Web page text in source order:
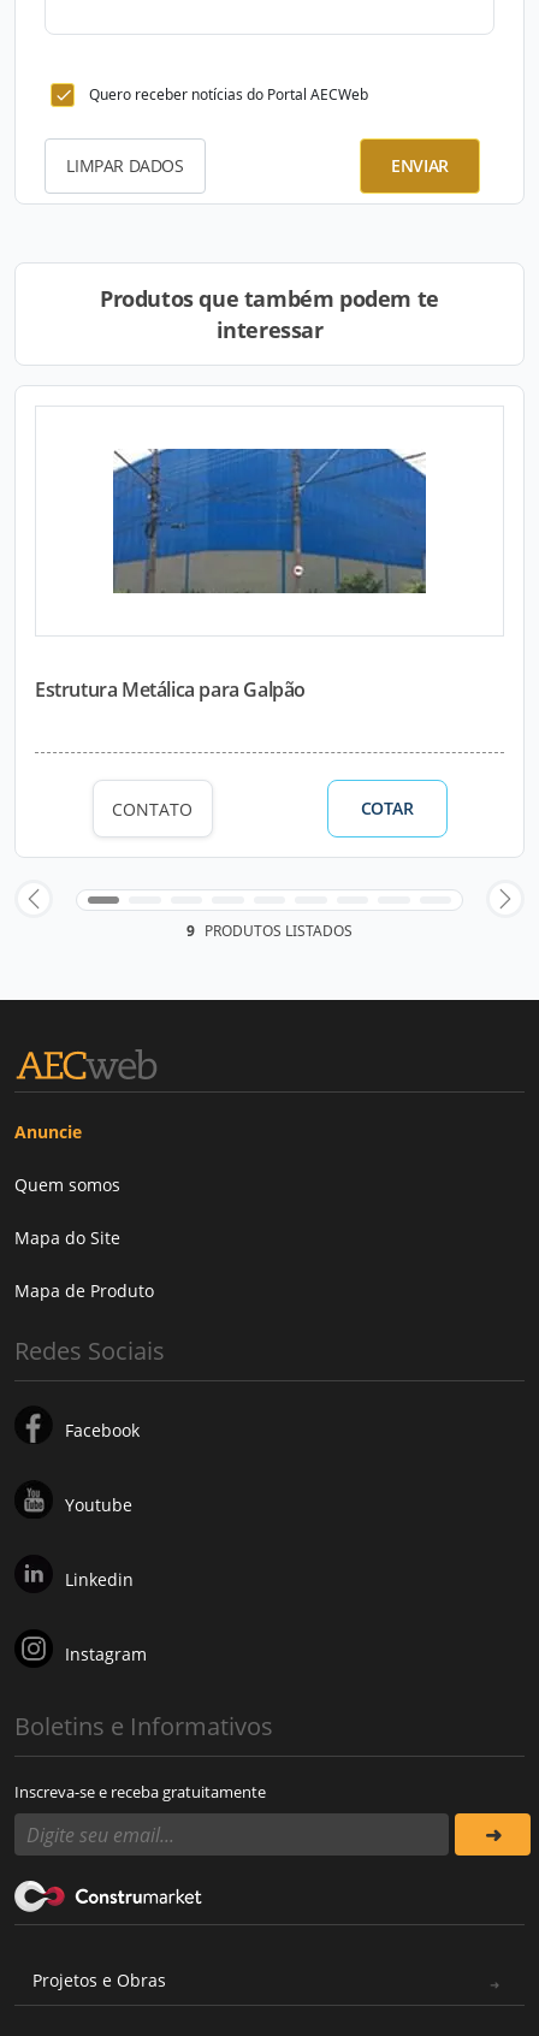
Quero receber notícias do Portal AECWeb
LIMPAR DADOS ENVIAR
Produtos que também podem te
interessar
Estrutura Metálica para Galpão
CONTATO COTAR
9 PRODUTOS LISTADOS
Anuncie
Quem somos
Mapa do Site
Mapa de Produto
Redes Sociais
Facebook
Youtube
Linkedin
Instagram
Boletins e Informativos
Inscreva-se e receba gratuitamente
Projetos e Obras